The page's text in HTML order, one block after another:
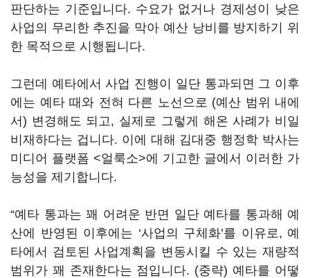
판단하는 기준입니다. 수요가 없거나 경제성이 낮은
사업의 무리한 추진을 막아 예산 낭비를 방지하기 위
한 목적으로 시행됩니다.
그런데 예타에서 사업 진행이 일단 통과되면 그 이후
에는 예타 때와 전혀 다른 노선으로 (예산 범위 내에
서) 변경해도 되고, 실제로 그렇게 해온 사례가 비일
비재하다는 겁니다. 이에 대해 김대중 행정학 박사는
미디어 플랫폼 <얼룩소>에 기고한 글에서 이러한 가
능성을 제기합니다.
“예타 통과는 꽤 어려운 반면 일단 예타를 통과해 예
산에 반영된 이후에는 ‘사업의 구체화’를 이유로, 예
타에서 검토된 사업계획을 변동시킬 수 있는 재량적
범위가 꽤 존재한다는 점입니다. (중략) 예타를 어떻